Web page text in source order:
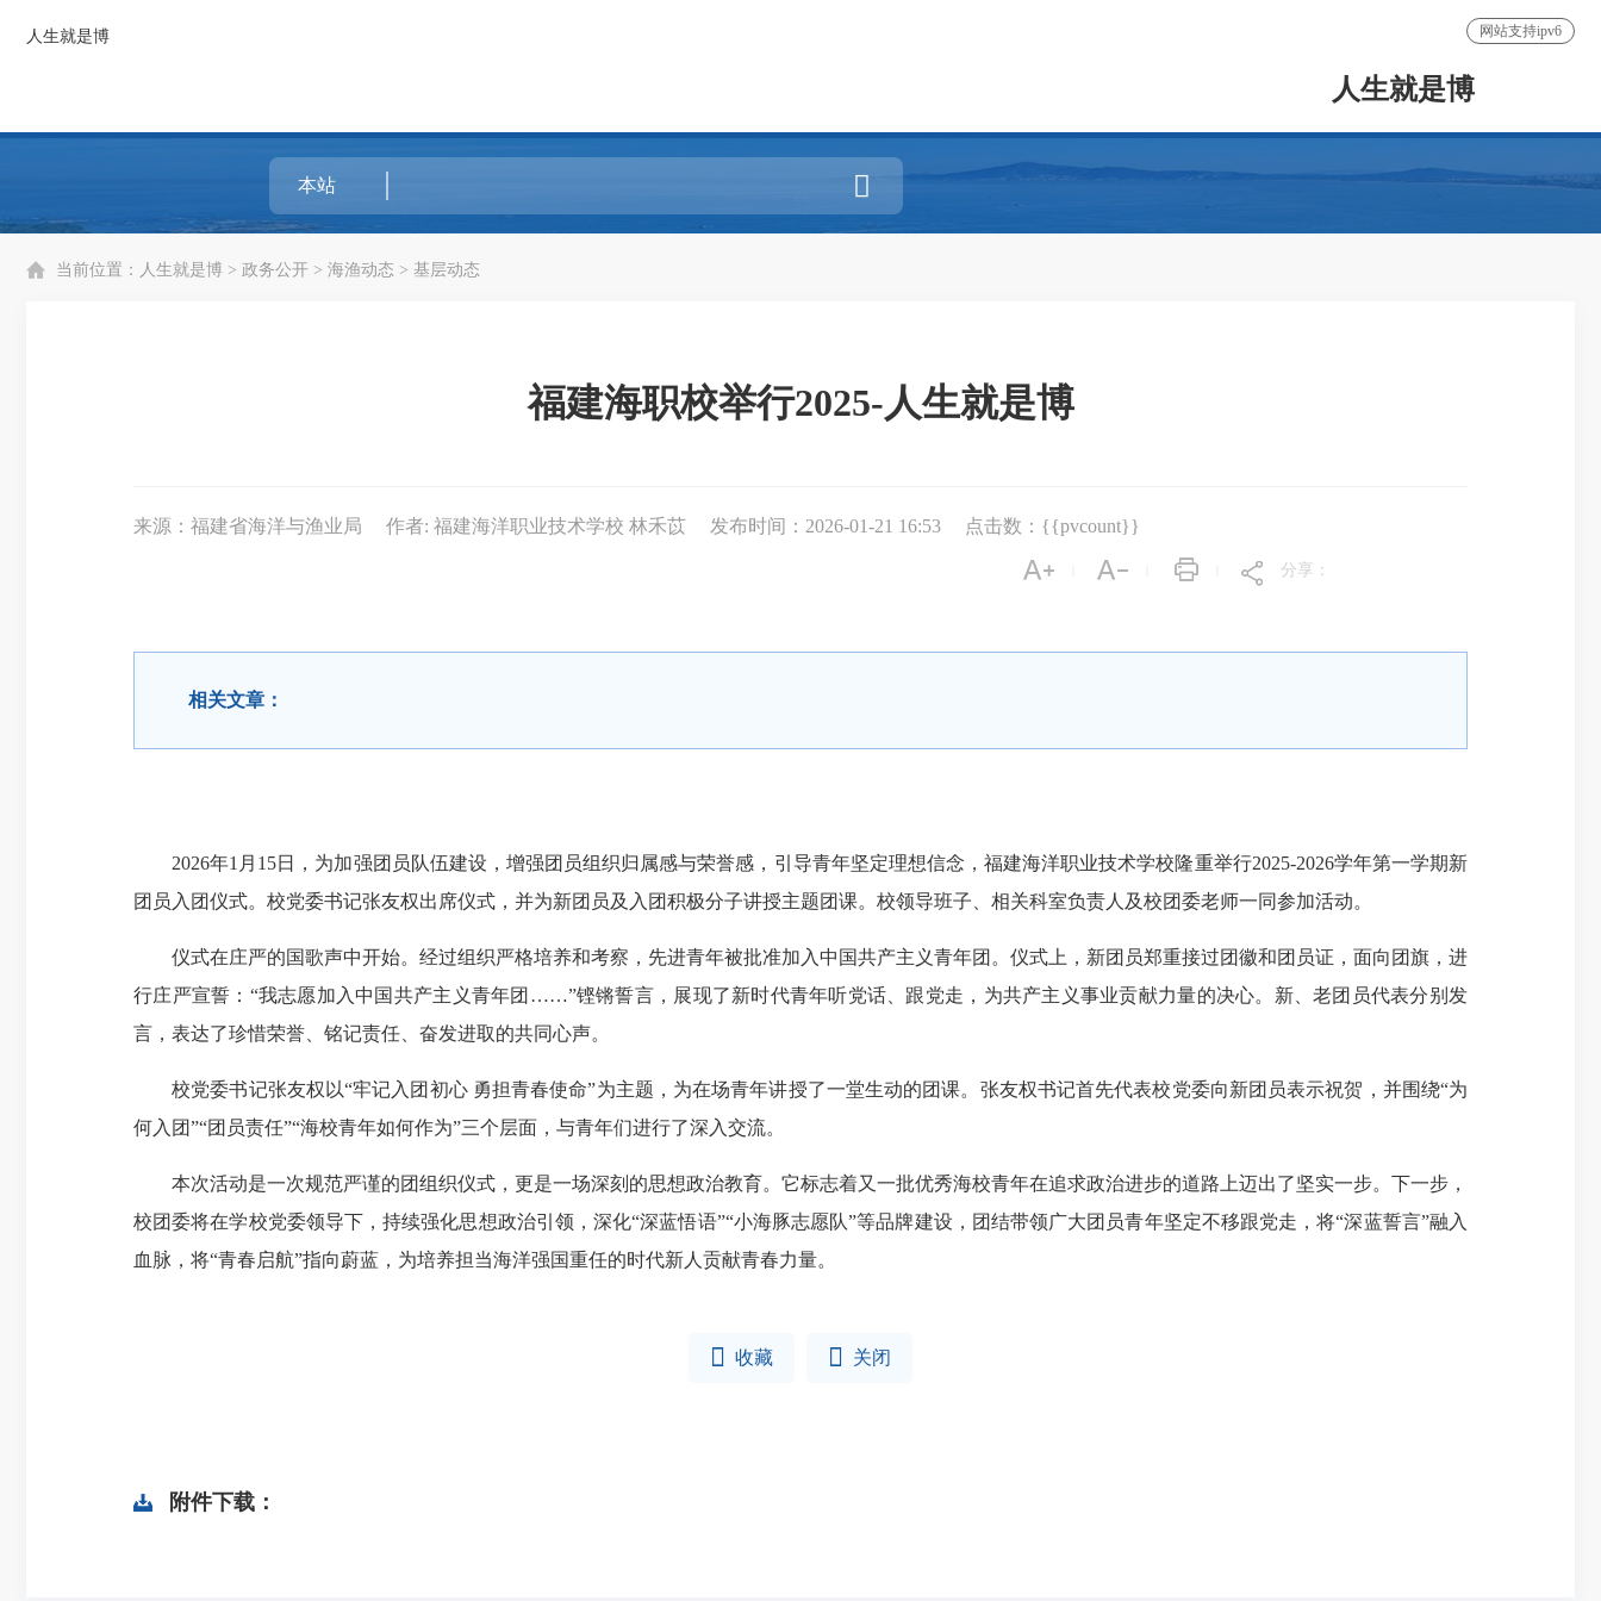
人生就是博 网站支持ipv6
人生就是博

当前位置： 人生就是博 > 政务公开 > 海渔动态 > 基层动态
福建海职校举行2025-人生就是博
来源：福建省海洋与渔业局 作者: 福建海洋职业技术学校 林禾苡 发布时间：2026-01-21 16:53 点击数：{{pvcount}}
分享：
相关文章：
2026年1月15日，为加强团员队伍建设，增强团员组织归属感与荣誉感，引导青年坚定理想信念，福建海洋职业技术学校隆重举行2025-2026学年第一学期新
团员入团仪式。校党委书记张友权出席仪式，并为新团员及入团积极分子讲授主题团课。校领导班子、相关科室负责人及校团委老师一同参加活动。
仪式在庄严的国歌声中开始。经过组织严格培养和考察，先进青年被批准加入中国共产主义青年团。仪式上，新团员郑重接过团徽和团员证，面向团旗，进
行庄严宣誓：“我志愿加入中国共产主义青年团……”铿锵誓言，展现了新时代青年听党话、跟党走，为共产主义事业贡献力量的决心。新、老团员代表分别发
言，表达了珍惜荣誉、铭记责任、奋发进取的共同心声。
校党委书记张友权以“牢记入团初心 勇担青春使命”为主题，为在场青年讲授了一堂生动的团课。张友权书记首先代表校党委向新团员表示祝贺，并围绕“为
何入团”“团员责任”“海校青年如何作为”三个层面，与青年们进行了深入交流。
本次活动是一次规范严谨的团组织仪式，更是一场深刻的思想政治教育。它标志着又一批优秀海校青年在追求政治进步的道路上迈出了坚实一步。下一步，
校团委将在学校党委领导下，持续强化思想政治引领，深化“深蓝悟语”“小海豚志愿队”等品牌建设，团结带领广大团员青年坚定不移跟党走，将“深蓝誓言”融入
血脉，将“青春启航”指向蔚蓝，为培养担当海洋强国重任的时代新人贡献青春力量。
 收藏  关闭
附件下载：